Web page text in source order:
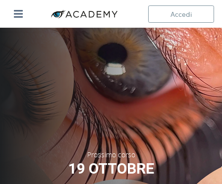
Accedi
Prossimo corso
19 OTTOBRE